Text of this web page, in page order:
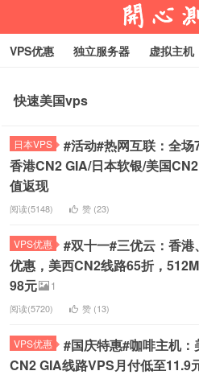
VPS优惠 独立服务器 虚拟主机
快速美国vps
日本VPS
#活动#热网互联：全场
香港CN2 GIA/日本软银/美国
值返现
阅读(5148) 赞 (23)
VPS优惠
#双十一#三优云：香港
优惠，美西CN2线路65折，
98元
1
阅读(5720) 赞 (13)
VPS优惠
#国庆特惠#咖啡主机：
CN2 GIA线路VPS月付低至11.9